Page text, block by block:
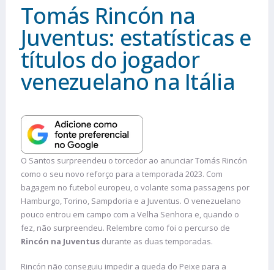
Tomás Rincón na
Juventus: estatísticas e
títulos do jogador
venezuelano na Itália
O Santos surpreendeu o torcedor ao anunciar Tomás Rincón
como o seu novo reforço para a temporada 2023. Com
bagagem no futebol europeu, o volante soma passagens por
Hamburgo, Torino, Sampdoria e a Juventus. O venezuelano
pouco entrou em campo com a Velha Senhora e, quando o
fez, não surpreendeu. Relembre como foi o percurso de
Rincón na Juventus durante as duas temporadas.
Rincón não conseguiu impedir a queda do Peixe para a